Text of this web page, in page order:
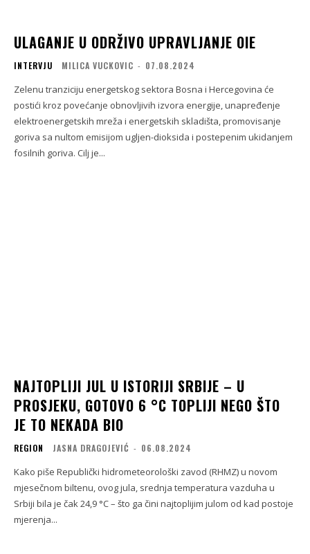
ULAGANJE U ODRŽIVO UPRAVLJANJE OIE
INTERVJU MILICA VUCKOVIC - 07.08.2024
Zelenu tranziciju energetskog sektora Bosna i Hercegovina će
postići kroz povećanje obnovljivih izvora energije, unapređenje
elektroenergetskih mreža i energetskih skladišta, promovisanje
goriva sa nultom emisijom ugljen-dioksida i postepenim ukidanjem
fosilnih goriva. Cilj je...
NAJTOPLIJI JUL U ISTORIJI SRBIJE – U
PROSJEKU, GOTOVO 6 °C TOPLIJI NEGO ŠTO
JE TO NEKADA BIO
REGION JASNA DRAGOJEVIĆ - 06.08.2024
Kako piše Republički hidrometeorološki zavod (RHMZ) u novom
mjesečnom biltenu, ovog jula, srednja temperatura vazduha u
Srbiji bila je čak 24,9 °C – što ga čini najtoplijim julom od kad postoje
mjerenja...